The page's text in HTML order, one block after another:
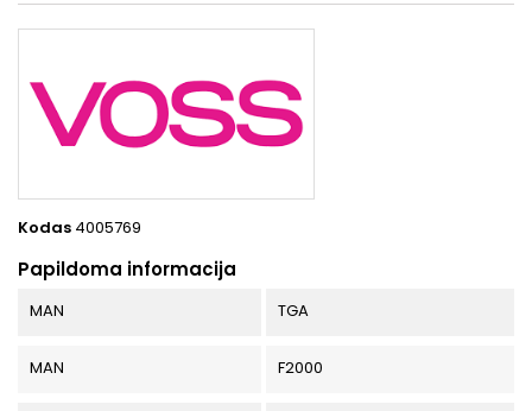
Kodas 4005769
Papildoma informacija
MAN TGA
MAN F2000